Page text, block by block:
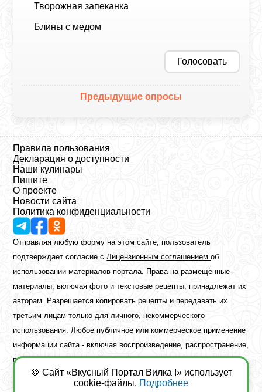
Творожная запеканка
Блины с медом
Голосовать
Предыдущие опросы
Правила пользования
Декларация о доступности
Наши кулинары
Пишите
О проекте
Новости сайта
Политика конфиденциальности
Отправляя любую форму на этом сайте, пользователь
подтверждает согласие сЛицензионным соглашениемоб
использовании материалов портала. Права на размещённые
материалы, включая фото и текстовые рецепты, принадлежат их
авторам. Разрешается копировать рецепты и передавать их
третьим лицам только для личного, некоммерческого
использования. Любое публичное или коммерческое применение
информации сайта - включая воспроизведение, распространение,
публикацию или обработку - возможно лишь при наличии
предварительного письменного разрешения правообладателя.
Copyright ©2026 Вкусный Портал Вилка
🍪 Сайт «Вкусный Портал Вилка !» использует
cookie-файлы. Подробнее